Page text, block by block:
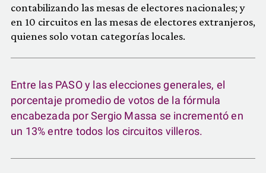
contabilizando las mesas de electores nacionales; y
en 10 circuitos en las mesas de electores extranjeros,
quienes solo votan categorías locales.
Entre las PASO y las elecciones generales, el
porcentaje promedio de votos de la fórmula
encabezada por Sergio Massa se incrementó en
un 13% entre todos los circuitos villeros.